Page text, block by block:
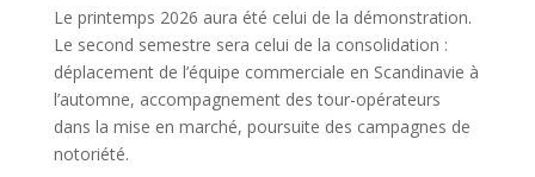
Le printemps 2026 aura été celui de la démonstration.
Le second semestre sera celui de la consolidation :
déplacement de l’équipe commerciale en Scandinavie à
l’automne, accompagnement des tour-opérateurs
dans la mise en marché, poursuite des campagnes de
notoriété.